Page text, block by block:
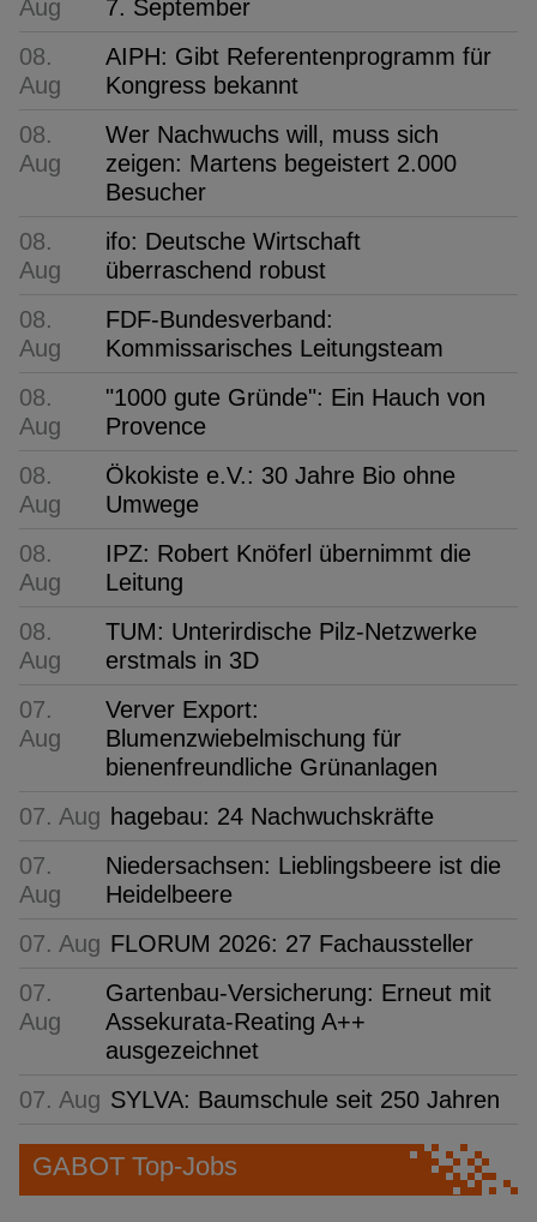
Aug
7. September
08.
Aug
AIPH: Gibt Referentenprogramm für
Kongress bekannt
08.
Aug
Wer Nachwuchs will, muss sich
zeigen: Martens begeistert 2.000
Besucher
08.
Aug
ifo: Deutsche Wirtschaft
überraschend robust
08.
Aug
FDF-Bundesverband:
Kommissarisches Leitungsteam
08.
Aug
"1000 gute Gründe": Ein Hauch von
Provence
08.
Aug
Ökokiste e.V.: 30 Jahre Bio ohne
Umwege
08.
Aug
IPZ: Robert Knöferl übernimmt die
Leitung
08.
Aug
TUM: Unterirdische Pilz-Netzwerke
erstmals in 3D
07.
Aug
Verver Export:
Blumenzwiebelmischung für
bienenfreundliche Grünanlagen
07. Aug hagebau: 24 Nachwuchskräfte
07.
Aug
Niedersachsen: Lieblingsbeere ist die
Heidelbeere
07. Aug FLORUM 2026: 27 Fachaussteller
07.
Aug
Gartenbau-Versicherung: Erneut mit
Assekurata-Reating A++
ausgezeichnet
07. Aug SYLVA: Baumschule seit 250 Jahren
GABOT Top-Jobs